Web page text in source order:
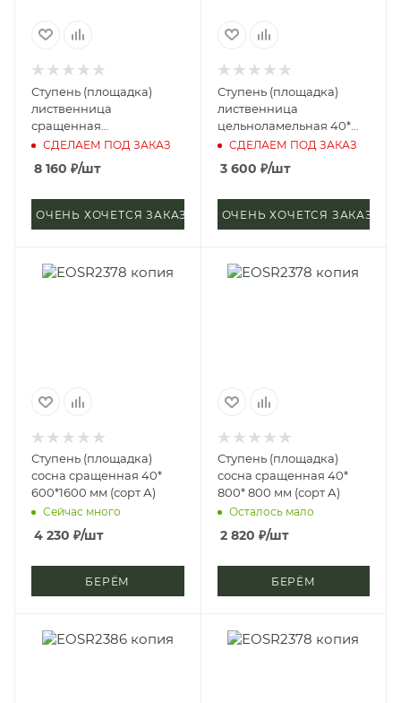
Ступень (площадка)
лиственница
сращенная
40*1000*1200 мм (сорт А)
СДЕЛАЕМ ПОД ЗАКАЗ
8 160 ₽/шт
ОЧЕНЬ ХОЧЕТСЯ ЗАКАЗАТЬ
Ступень (площадка)
лиственница
цельноламельная 40*
300*1500 мм (сорт
СДЕЛАЕМ ПОД ЗАКАЗ
3 600 ₽/шт
ОЧЕНЬ ХОЧЕТСЯ ЗАКАЗАТЬ
Ступень (площадка)
сосна сращенная 40*
600*1600 мм (сорт А)
Сейчас много
4 230 ₽/шт
БЕРЁМ
Ступень (площадка)
сосна сращенная 40*
800* 800 мм (сорт А)
Осталось мало
2 820 ₽/шт
БЕРЁМ